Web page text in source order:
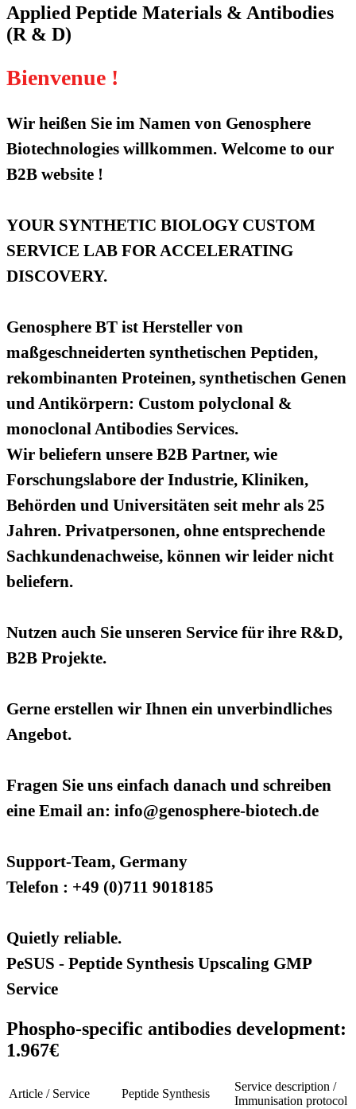
Applied Peptide Materials & Antibodies
(R & D)
Bienvenue !
Wir heißen Sie im Namen von Genosphere
Biotechnologies willkommen. Welcome to our
B2B website !
YOUR SYNTHETIC BIOLOGY CUSTOM
SERVICE LAB FOR ACCELERATING
DISCOVERY.
Genosphere BT ist Hersteller von
maßgeschneiderten synthetischen Peptiden,
rekombinanten Proteinen, synthetischen Genen
und Antikörpern: Custom polyclonal &
monoclonal Antibodies Services.
Wir beliefern unsere B2B Partner, wie
Forschungslabore der Industrie, Kliniken,
Behörden und Universitäten seit mehr als 25
Jahren. Privatpersonen, ohne entsprechende
Sachkundenachweise, können wir leider nicht
beliefern.
Nutzen auch Sie unseren Service für ihre R&D,
B2B Projekte.
Gerne erstellen wir Ihnen ein unverbindliches
Angebot.
Fragen Sie uns einfach danach und schreiben
eine Email an: info@genosphere-biotech.de
Support-Team, Germany
Telefon : +49 (0)711 9018185
Quietly reliable.
PeSUS - Peptide Synthesis Upscaling GMP
Service
Phospho-specific antibodies development:
1.967€
Article / Service Peptide Synthesis
Service description /
Immunisation protocol